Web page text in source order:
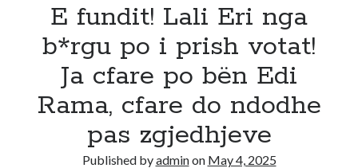
E fundit! Lali Eri nga
b*rgu po i prish votat!
Ja cfare po bën Edi
Rama, cfare do ndodhe
pas zgjedhjeve
Published byadminon May 4, 2025